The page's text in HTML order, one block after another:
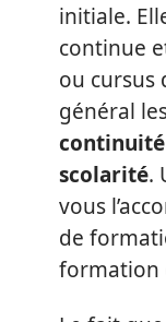
initiale.
continue
ou cursus
général
scolarité.
vous
de
formation